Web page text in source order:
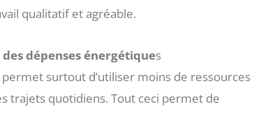
qualitatif et agréable.
des dépenses énergétiques
surtout d’utiliser moins de ressources
trajets quotidiens. Tout ceci permet de